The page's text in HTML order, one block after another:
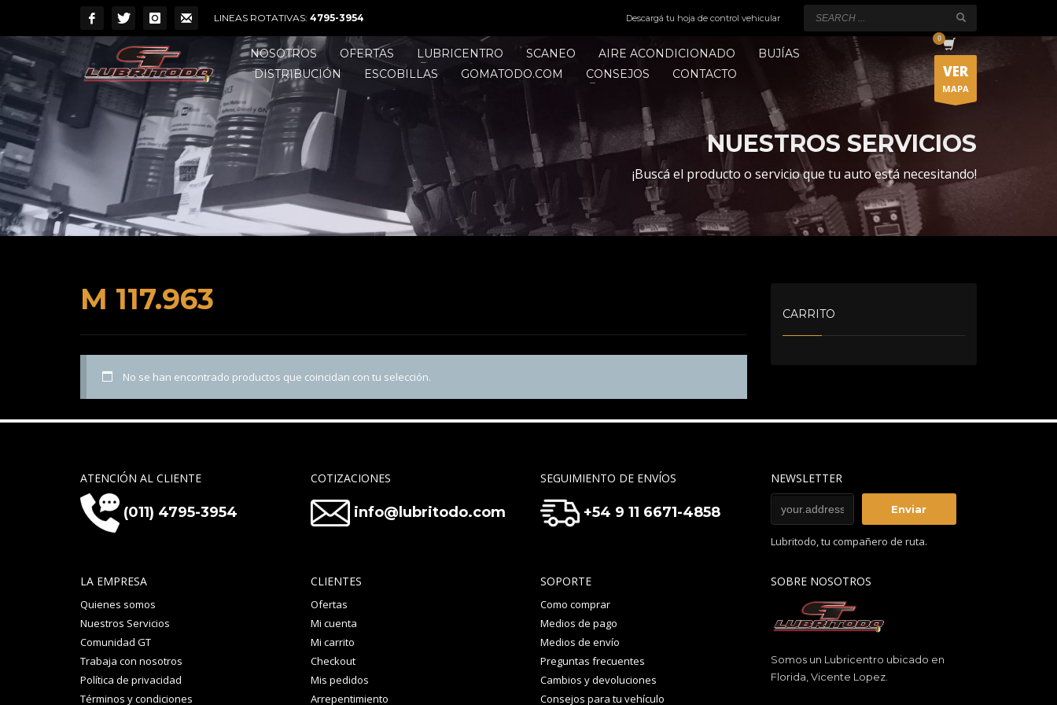
LINEAS ROTATIVAS: 4795-3954 Descargá tu hoja de control vehicular
NOSOTROS OFERTAS LUBRICENTRO SCANEO AIRE ACONDICIONADO
BUJÍAS
DISTRIBUCIÓN
ESCOBILLAS GOMATODO.COM CONSEJOS CONTACTO VER
MAPA
NUESTROS SERVICIOS
¡Buscá el producto o servicio que tu auto está necesitando!
M 117.963
No se han encontrado productos que coincidan con tu selección.
CARRITO
ATENCIÓN AL CLIENTE
(011) 4795-3954
COTIZACIONES
info@lubritodo.com
SEGUIMIENTO DE ENVÍOS
+54 9 11 6671-4858
NEWSLETTER
Lubritodo, tu compañero de ruta.
LA EMPRESA
Quienes somos
Nuestros Servicios
Comunidad GT
Trabaja con nosotros
Política de privacidad
Términos y condiciones
CLIENTES
Ofertas
Mi cuenta
Mi carrito
Checkout
Mis pedidos
Arrepentimiento
SOPORTE
Como comprar
Medios de pago
Medios de envío
Preguntas frecuentes
Cambios y devoluciones
Consejos para tu vehículo
SOBRE NOSOTROS
Somos un Lubricentro ubicado en
Florida, Vicente Lopez.